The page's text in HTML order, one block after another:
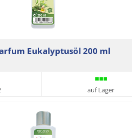
Eukalyptusöl 200 ml
auf Lager